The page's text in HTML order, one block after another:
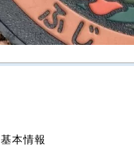
基本情報